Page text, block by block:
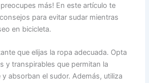
más! En este artículo te
para evitar sudar mientras
en bicicleta.
que elijas la ropa adecuada. Opta
y transpirables que permitan la
y absorban el sudor. Además, utiliza